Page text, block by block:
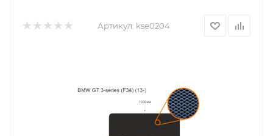
Артикул: kse0204